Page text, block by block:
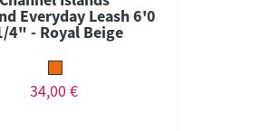
Everyday Leash 6'0
4" - Royal Beige
34,00 €